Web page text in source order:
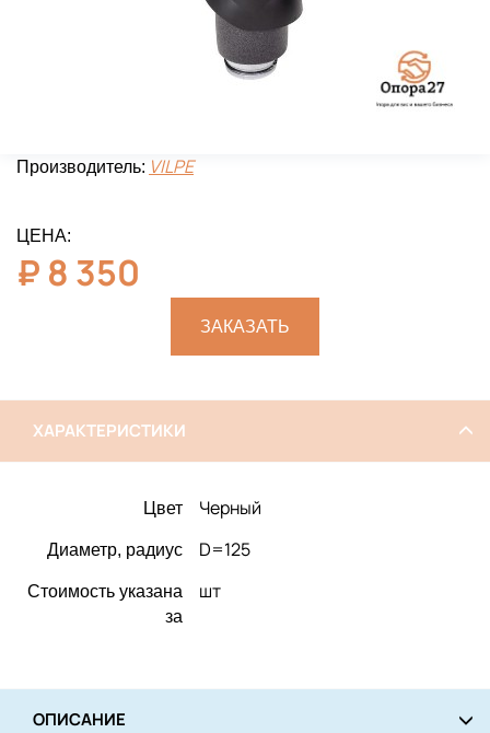
Производитель: VILPE
ЦЕНА:
₽ 8 350
ЗАКАЗАТЬ
ХАРАКТЕРИСТИКИ
Цвет Черный
Диаметр, радиус D=125
Стоимость указана
за
шт
ОПИСАНИЕ